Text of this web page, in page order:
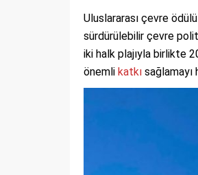
Uluslararası çevre
sürdürülebilir çevre
iki halk plajıyla birlikte
önemli katkı sağlamayı